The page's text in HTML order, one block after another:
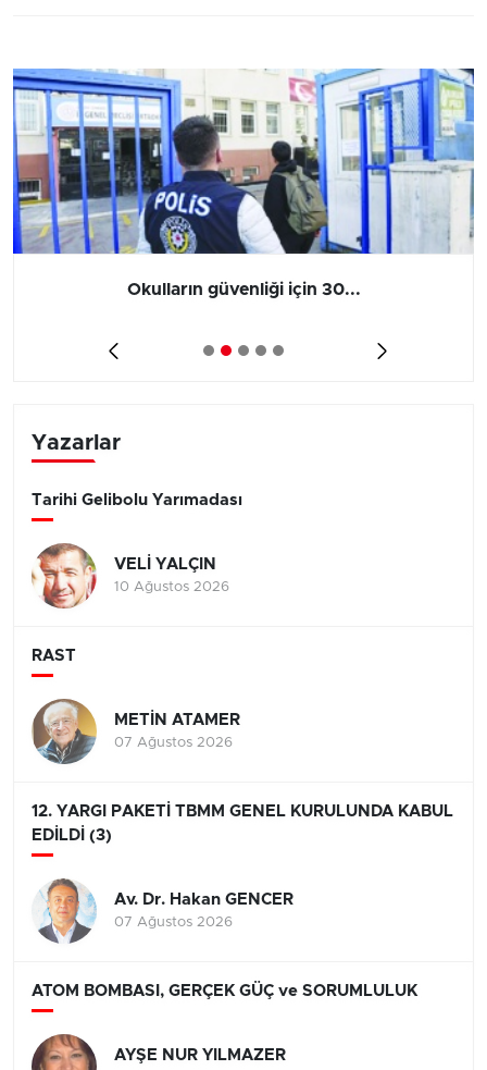
Okulların güvenliği için 30...
Yazarlar
Tarihi Gelibolu Yarımadası
VELİ YALÇIN
10 Ağustos 2026
RAST
METİN ATAMER
07 Ağustos 2026
12. YARGI PAKETİ TBMM GENEL KURULUNDA KABUL
EDİLDİ (3)
Av. Dr. Hakan GENCER
07 Ağustos 2026
ATOM BOMBASI, GERÇEK GÜÇ ve SORUMLULUK
AYŞE NUR YILMAZER